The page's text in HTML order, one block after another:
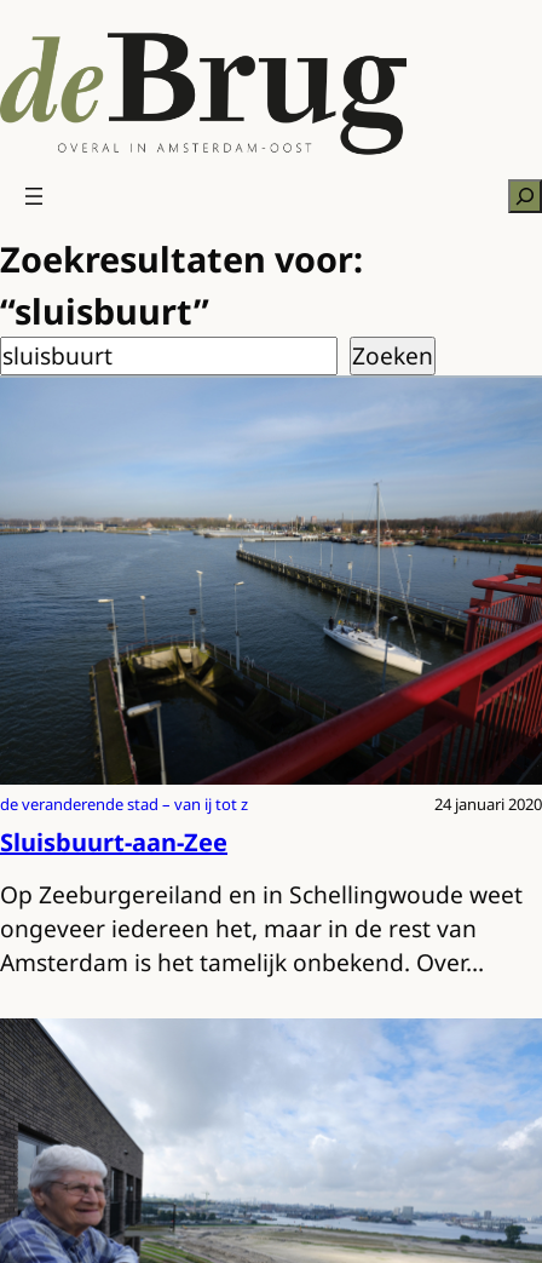
naar
de
inhoud
Zoekresultaten voor:
“sluisbuurt”
Zoeken Zoeken
de veranderende stad – van ij tot z 24 januari 2020
Sluisbuurt-aan-Zee
Op Zeeburgereiland en in Schellingwoude weet
ongeveer iedereen het, maar in de rest van
Amsterdam is het tamelijk onbekend. Over…